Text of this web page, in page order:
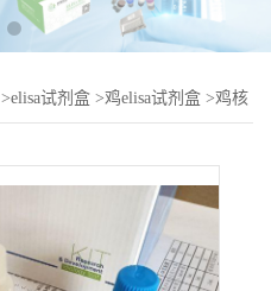
>elisa试剂盒 >鸡elisa试剂盒 >鸡核